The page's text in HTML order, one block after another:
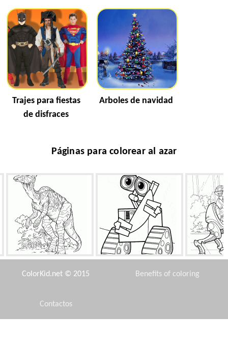
Trajes para fiestas
de disfraces
Arboles de navidad
Páginas para colorear al azar
Corythosaurus WALL-E y la antena Auto-paso
ColorKid.net © 2015 Benefits of coloring
Contactos